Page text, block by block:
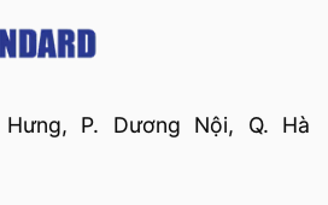
P. Dương Nội, Q. Hà